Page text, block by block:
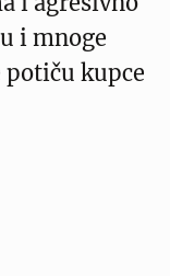
i mnoge
potiču kupce